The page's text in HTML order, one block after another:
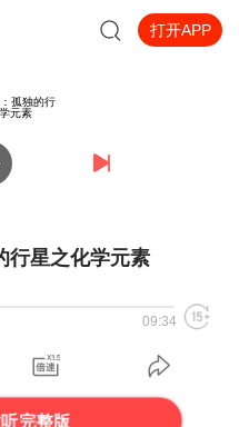
打开APP
行星之化学元素
09:34
完整版